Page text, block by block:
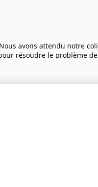
avons attendu notre
résoudre le problème